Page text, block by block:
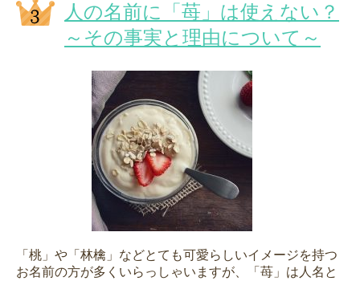
人の名前に「苺」は使えない？
～その事実と理由について～
「桃」や「林檎」などとても可愛らしいイメージを持つ
お名前の方が多くいらっしゃいますが、「苺」は人名と